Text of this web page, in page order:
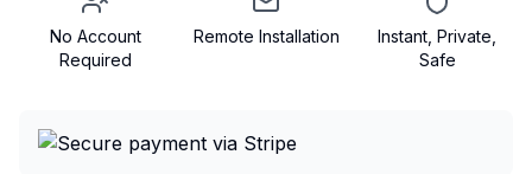
No Account
Required
Remote Installation
Instant, Private,
Safe